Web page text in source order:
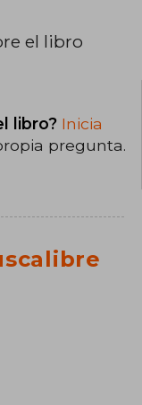
el libro
libro? Inicia
pregunta.